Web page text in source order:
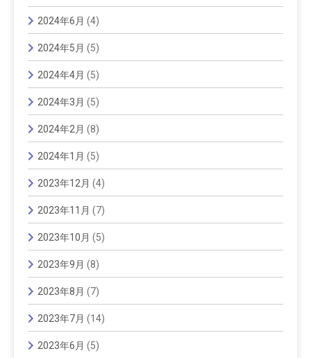
2024年6月 (4)
2024年5月 (5)
2024年4月 (5)
2024年3月 (5)
2024年2月 (8)
2024年1月 (5)
2023年12月 (4)
2023年11月 (7)
2023年10月 (5)
2023年9月 (8)
2023年8月 (7)
2023年7月 (14)
2023年6月 (5)